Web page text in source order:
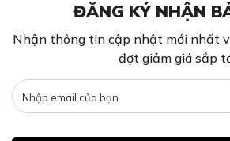
ĐĂNG KÝ NHẬN
Nhận thông tin cập nhật mới nhất
đợt giảm giá sắp